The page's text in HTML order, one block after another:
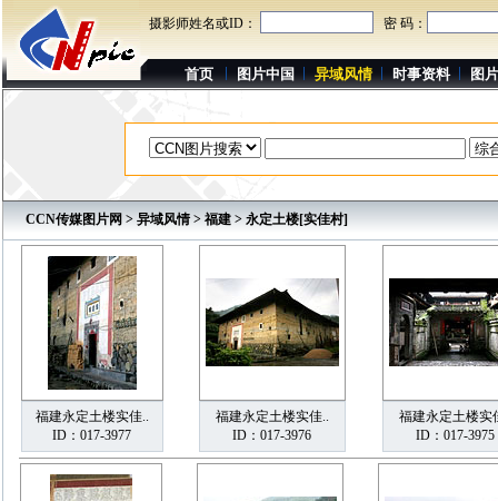
摄影师姓名或ID： 密 码：
首页 图片中国 异域风情 时事资料 图
CCN传媒图片网 > 异域风情> 福建 > 永定土楼[实佳村]
福建永定土楼实佳..
ID：017-3977
福建永定土楼实佳..
ID：017-3976
福建永定土楼实
ID：017-3975